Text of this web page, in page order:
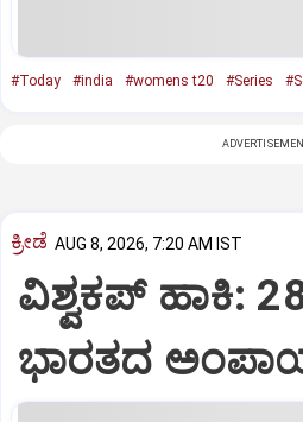
#Today #india #womens t20 #Series
ಕ್ರೀಡೆ AUG 8, 2026, 7:20 AM IST
ವಿಶ್ವಕಪ್‌ ಹಾಕಿ:
ಭಾರತದ